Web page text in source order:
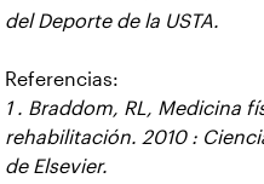
del Deporte de la USTA.
Referencias:
1 . Braddom, RL, Medicina
rehabilitación. 2010 :
de Elsevier.